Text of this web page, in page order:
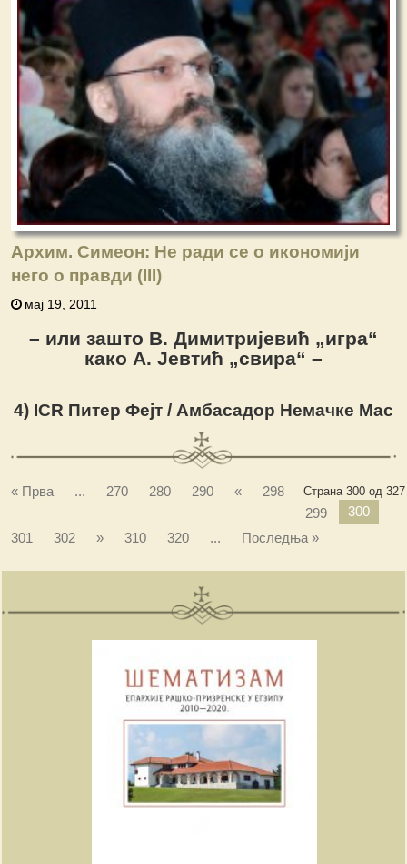
Архим. Симеон: Не ради се о икономији
него о правди (III)
мај 19, 2011
– или зашто В. Димитријевић „игра“
како А. Јевтић „свира“ –
4) ICR Питер Фејт / Амбaсадор Немачке Мас
Страна 300 од 327
« Прва ... 270 280 290 «
298
299
300
301
302 » 310 320 ... Последња »